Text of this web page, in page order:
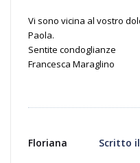
Vi sono vicina al vostro
Paola.
Sentite condoglianze
Francesca Maraglino
Floriana Scritto